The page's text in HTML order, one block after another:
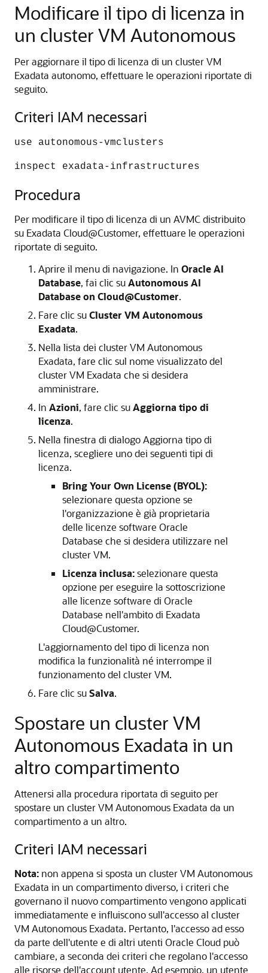
Modificare il tipo di licenza in
un cluster VM Autonomous
Per aggiornare il tipo di licenza di un cluster VM
Exadata autonomo, effettuare le operazioni riportate di
seguito.
Criteri IAM necessari
use autonomous-vmclusters
inspect exadata-infrastructures
Procedura
Per modificare il tipo di licenza di un AVMC distribuito
su Exadata Cloud@Customer, effettuare le operazioni
riportate di seguito.
Aprire il menu di navigazione. In Oracle AI
Database, fai clic suAutonomous AI
Database on Cloud@Customer.
Fare clic suCluster VM Autonomous
Exadata.
Nella lista dei cluster VM Autonomous
Exadata, fare clic sul nome visualizzato del
cluster VM Exadata che si desidera
amministrare.
In Azioni, fare clic suAggiorna tipo di
licenza.
Nella finestra di dialogo Aggiorna tipo di
licenza, scegliere uno dei seguenti tipi di
licenza.
Bring Your Own License (BYOL):
selezionare questa opzione se
l'organizzazione è già proprietaria
delle licenze software Oracle
Database che si desidera utilizzare nel
cluster VM.
Licenza inclusa:selezionare questa
opzione per eseguire la sottoscrizione
alle licenze software di Oracle
Database nell'ambito di Exadata
Cloud@Customer.
L'aggiornamento del tipo di licenza non
modifica la funzionalità né interrompe il
funzionamento del cluster VM.
Fare clic suSalva.
Spostare un cluster VM
Autonomous Exadata in un
altro compartimento
Attenersi alla procedura riportata di seguito per
spostare un cluster VM Autonomous Exadata da un
compartimento a un altro.
Criteri IAM necessari
Nota: non appena si sposta un cluster VM Autonomous
Exadata in un compartimento diverso, i criteri che
governano il nuovo compartimento vengono applicati
immediatamente e influiscono sull'accesso al cluster
VM Autonomous Exadata. Pertanto, l'accesso ad esso
da parte dell'utente e di altri utenti Oracle Cloud può
cambiare, a seconda dei criteri che regolano l'accesso
alle risorse dell'account utente. Ad esempio, un utente